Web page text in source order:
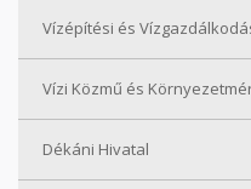
Vízépítési és
Vízi Közmű és
Dékáni Hivatal